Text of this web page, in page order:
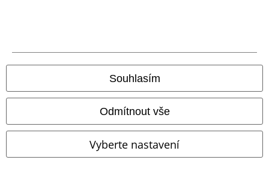
Souhlasím
Odmítnout vše
Vyberte nastavení
Všechny ceny jsou včetně DPH, bezpoštovného a balného
© 1986-2026 EMP Merchandising
Naše online obchody